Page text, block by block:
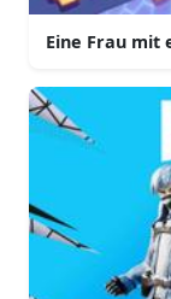
Eine Frau mit